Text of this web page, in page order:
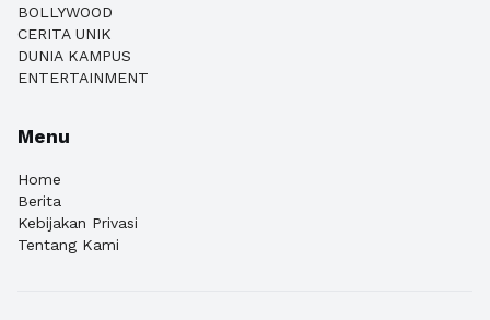
BOLLYWOOD
CERITA UNIK
DUNIA KAMPUS
ENTERTAINMENT
Menu
Home
Berita
Kebijakan Privasi
Tentang Kami